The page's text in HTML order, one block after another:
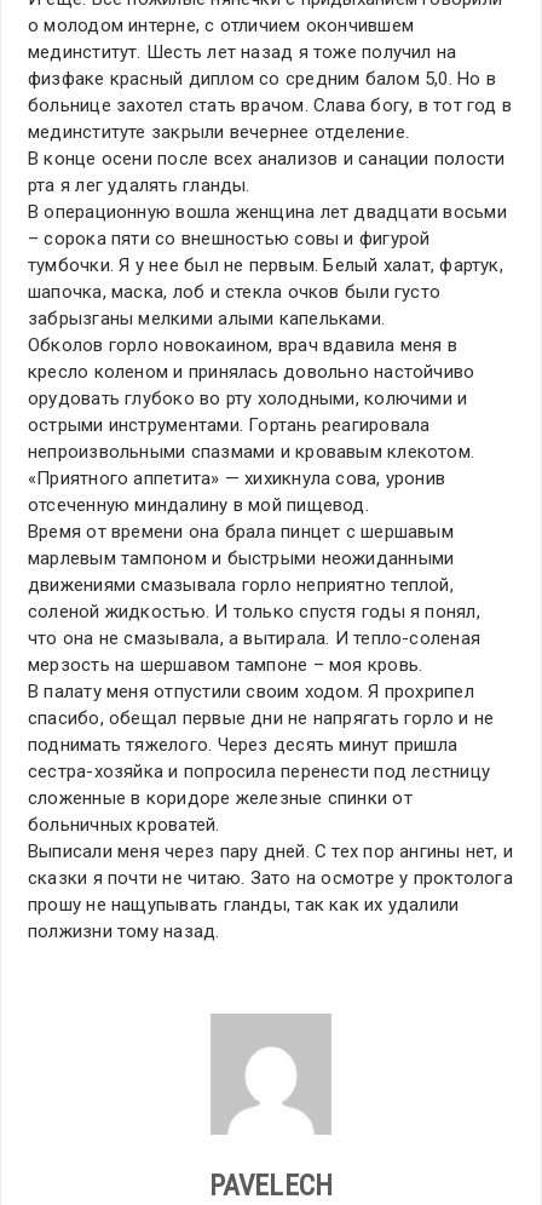
о молодом интерне, с отличием окончившем
мединститут. Шесть лет назад я тоже получил на
физфаке красный диплом со средним балом 5,0. Но в
больнице захотел стать врачом. Слава богу, в тот год в
мединституте закрыли вечернее отделение.
В конце осени после всех анализов и санации полости
рта я лег удалять гланды.
В операционную вошла женщина лет двадцати восьми
– сорока пяти со внешностью совы и фигурой
тумбочки. Я у нее был не первым. Белый халат, фартук,
шапочка, маска, лоб и стекла очков были густо
забрызганы мелкими алыми капельками.
Обколов горло новокаином, врач вдавила меня в
кресло коленом и принялась довольно настойчиво
орудовать глубоко во рту холодными, колючими и
острыми инструментами. Гортань реагировала
непроизвольными спазмами и кровавым клекотом.
«Приятного аппетита» — хихикнула сова, уронив
отсеченную миндалину в мой пищевод.
Время от времени она брала пинцет с шершавым
марлевым тампоном и быстрыми неожиданными
движениями смазывала горло неприятно теплой,
соленой жидкостью. И только спустя годы я понял,
что она не смазывала, а вытирала. И тепло-соленая
мерзость на шершавом тампоне – моя кровь.
В палату меня отпустили своим ходом. Я прохрипел
спасибо, обещал первые дни не напрягать горло и не
поднимать тяжелого. Через десять минут пришла
сестра-хозяйка и попросила перенести под лестницу
сложенные в коридоре железные спинки от
больничных кроватей.
Выписали меня через пару дней. С тех пор ангины нет, и
сказки я почти не читаю. Зато на осмотре у проктолога
прошу не нащупывать гланды, так как их удалили
полжизни тому назад.
PAVELECH